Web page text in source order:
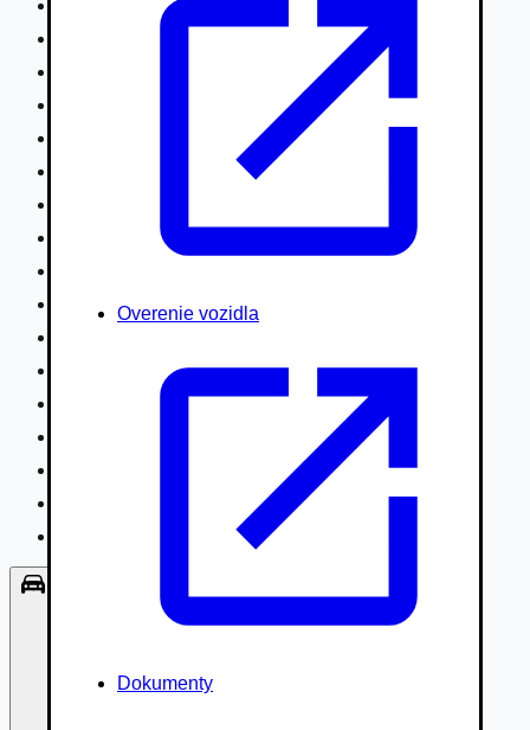
Overenie vozidla
Dokumenty
Nákladné vozidlá nad 7,5t
Vodné/Snežné skútre, štvorkolky
Poľnohospodárske vozidlá / stroje
Hydraulické ruky autožeriavy
Špeciály/nosiče kontajnerov
Návesy/prívesy nadstavby
Lode/člny, lietadlá/vznášadlá
Príslušenstvo, Oblečenie